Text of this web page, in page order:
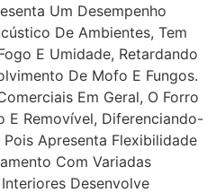
Um Desempenho
De Ambientes, Tem
E Umidade, Retardando
De Mofo E Fungos.
Em Geral, O Forro
E Removível, Diferenciando-
Apresenta Flexibilidade
Com Variadas
Desenvolve